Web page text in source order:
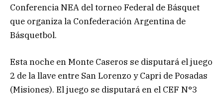
Conferencia NEA del torneo Federal de Básquet
que organiza la Confederación Argentina de
Básquetbol.
Esta noche en Monte Caseros se disputará el juego
2 de la llave entre San Lorenzo y Capri de Posadas
(Misiones). El juego se disputará en el CEF N°3